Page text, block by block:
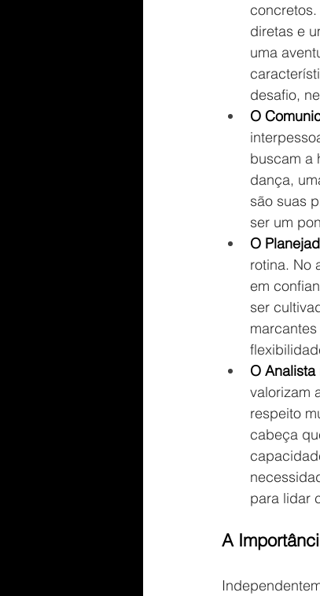
diretas e
uma
desafio,
O
buscam a
dança,
são suas
ser um
O
rotina. No
em
ser
O Analista
valorizam
respeito
cabeça
para lidar
A